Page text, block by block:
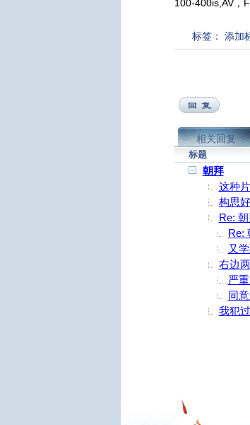
100-400is,AV，
标签： 添加
相关回复
标题
朝拜
这种
构思
Re:
Re:
又
右边
严
同
我犯